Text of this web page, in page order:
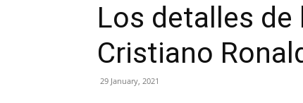
Los detalles
Cristiano
29 January, 2021